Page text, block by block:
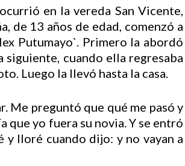
en la vereda San Vicente,
de 13 años de edad, comenzó a
Putumayo`. Primero la abordó
siguiente, cuando ella regresaba
Luego la llevó hasta la casa.
Me preguntó que qué me pasó y
que yo fuera su novia. Y se entró
y lloré cuando dijo: y no vayan a